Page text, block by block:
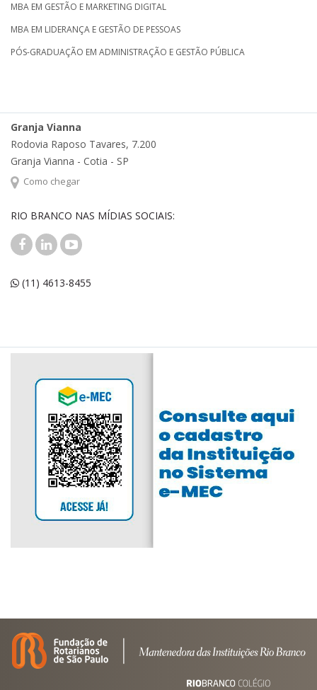
MBA EM GESTÃO E MARKETING DIGITAL
MBA EM LIDERANÇA E GESTÃO DE PESSOAS
PÓS-GRADUAÇÃO EM ADMINISTRAÇÃO E GESTÃO PÚBLICA
Granja Vianna
Rodovia Raposo Tavares, 7.200
Granja Vianna - Cotia - SP
Como chegar
RIO BRANCO NAS MÍDIAS SOCIAIS:
(11) 4613-8455